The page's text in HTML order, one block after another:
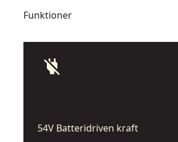
Funktioner
power_off
54V Batteridriven kraft